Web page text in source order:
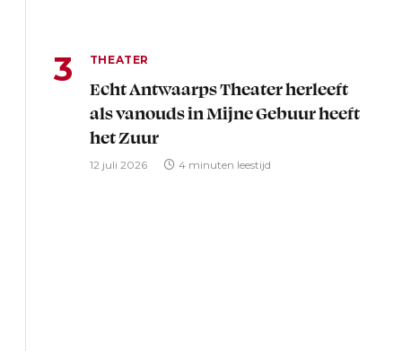
THEATER
Echt Antwaarps Theater herleeft
als vanouds in Mijne Gebuur heeft
het Zuur
12 juli 2026 4 minuten leestijd